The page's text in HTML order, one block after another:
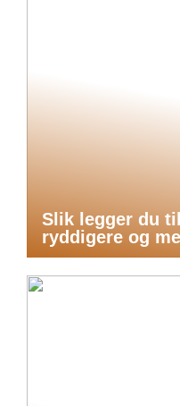
Slik legger du
ryddigere og